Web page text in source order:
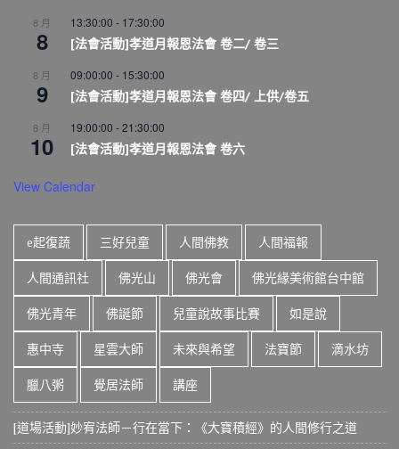
8 月
8
13:30:00 - 17:30:00
[法會活動]孝道月報恩法會 卷二/ 卷三
8 月
9
09:00:00 - 15:30:00
[法會活動]孝道月報恩法會 卷四/ 上供/卷五
8 月
10
19:00:00 -21:30:00
[法會活動]孝道月報恩法會 卷六
View Calendar
e起復蔬 三好兒童 人間佛教 人間福報
人間通訊社 佛光山 佛光會 佛光緣美術館台中館
佛光青年 佛誕節 兒童說故事比賽 如是說
惠中寺 星雲大師 未來與希望 法寶節 滴水坊
臘八粥 覺居法師 講座
[道場活動]妙宥法師－行在當下：《大寶積經》的人間修行之道